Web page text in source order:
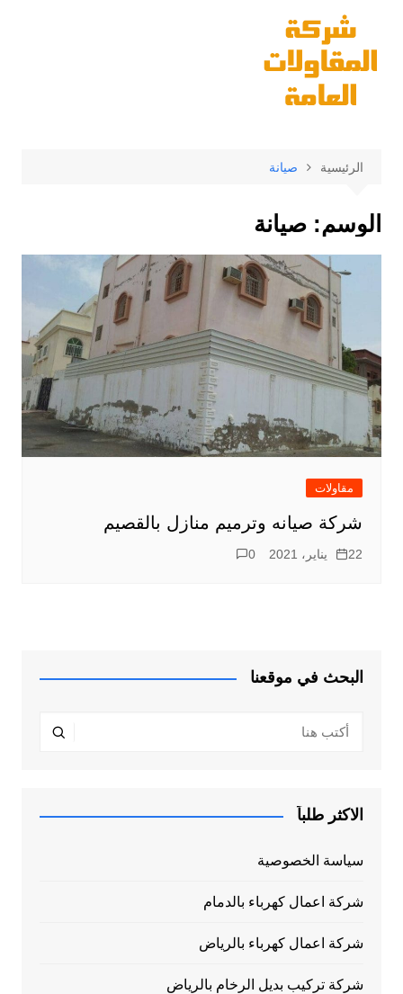
المحتوى
الرئيسية صيانة
الوسم: صيانة
مقاولات
شركة صيانه وترميم منازل بالقصيم
22 يناير، 2021 0
البحث في موقعنا
الاكثر طلباً
سياسة الخصوصية
شركة اعمال كهرباء بالدمام
شركة اعمال كهرباء بالرياض
شركة تركيب بديل الرخام بالرياض